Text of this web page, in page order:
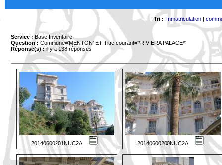
Tri : Immatriculation|
Service : Base Inventaire
Question : Commune='MENTON' ET Titre courant='*RIVIERA PALACE*'
Réponse(s) :il y a 138 réponses
20140600201NUC2A 20140600200NUC2A